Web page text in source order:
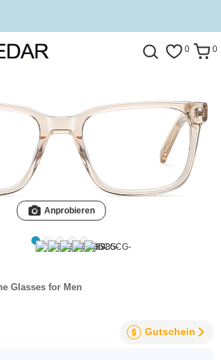
0 0
Anprobieren
Glasses for Men
Gutschein